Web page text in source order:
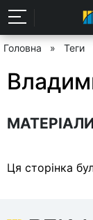
Головна » Теги
Ця сторінка